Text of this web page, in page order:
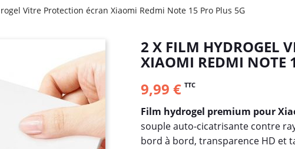
Vitre Protection écran Xiaomi Redmi Note 15 Pro Plus 5G
2 X FILM HYDROGEL
XIAOMI REDMI NOTE
9,99 € TTC
Film hydrogel premium pour
souple auto-cicatrisante contre
bord à bord, transparence HD et